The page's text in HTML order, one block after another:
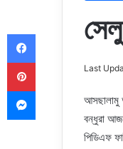
Last
আসছালামু
বন্ধুরা
পিডিএফ
Facebook
Pinterest
Messenger